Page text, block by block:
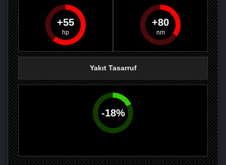
PAYLAŞPAYLAŞPLUS'TA
55 80
Yakıt Tasarruf
-18%